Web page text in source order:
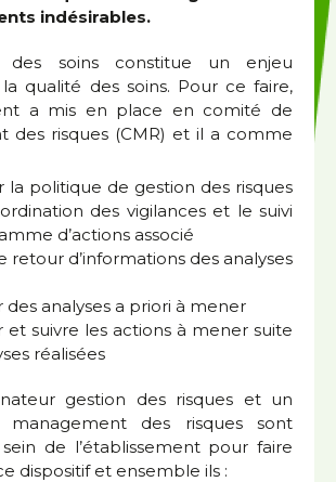
indésirables.
des soins constitue un enjeu
qualité des soins. Pour ce faire,
a mis en place en comité de
des risques (CMR) et il a comme
la politique de gestion des risques
des vigilances et le suivi
d’actions associé
retour d’informations des analyses
des analyses a priori à mener
et suivre les actions à mener suite
réalisées
gestion des risques et un
management des risques sont
de l’établissement pour faire
dispositif et ensemble ils :